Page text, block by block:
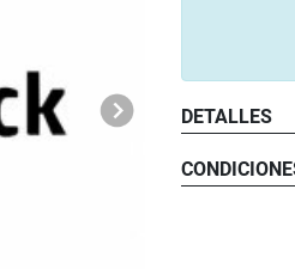
DETALLES